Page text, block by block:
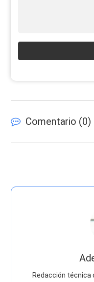
Comentario (0)
Redacción